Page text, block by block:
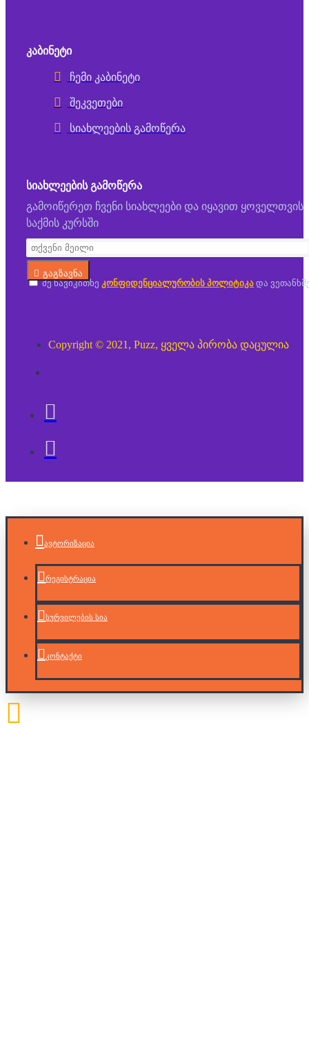
ᲙᲐᲑᲘᲜᲔᲢᲘ
ჩემი კაბინეტი
შეკვეთები
სიახლეების გამოწერა
ᲡᲘᲐᲮᲚᲔᲔᲑᲘᲡ ᲒᲐᲛᲝᲬᲔᲠᲐ
გამოიწერეთ ჩვენი სიახლეები და იყავით ყოველთვის
საქმის კურსში
გაგზავნა
მე წავიკითხე კონფიდენციალურობის პოლიტიკა და
Copyright © 2021, Puzz, ყველა პირობა დაცულია
ავტორიზაცია
რეგისტრაცია
სურვილების სია
კონტაქტი